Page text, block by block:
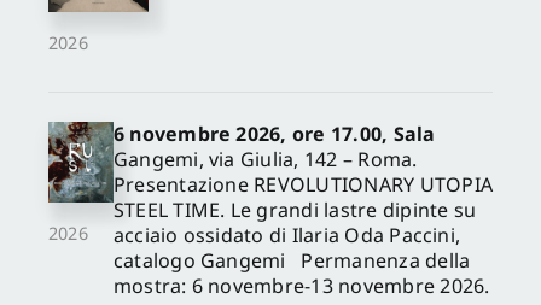
2026
2026
6 novembre 2026, ore 17.00, Sala
Gangemi, via Giulia, 142 – Roma.
Presentazione REVOLUTIONARY UTOPIA
STEEL TIME. Le grandi lastre dipinte su
acciaio ossidato di Ilaria Oda Paccini,
catalogo Gangemi Permanenza della
mostra: 6 novembre-13 novembre 2026.